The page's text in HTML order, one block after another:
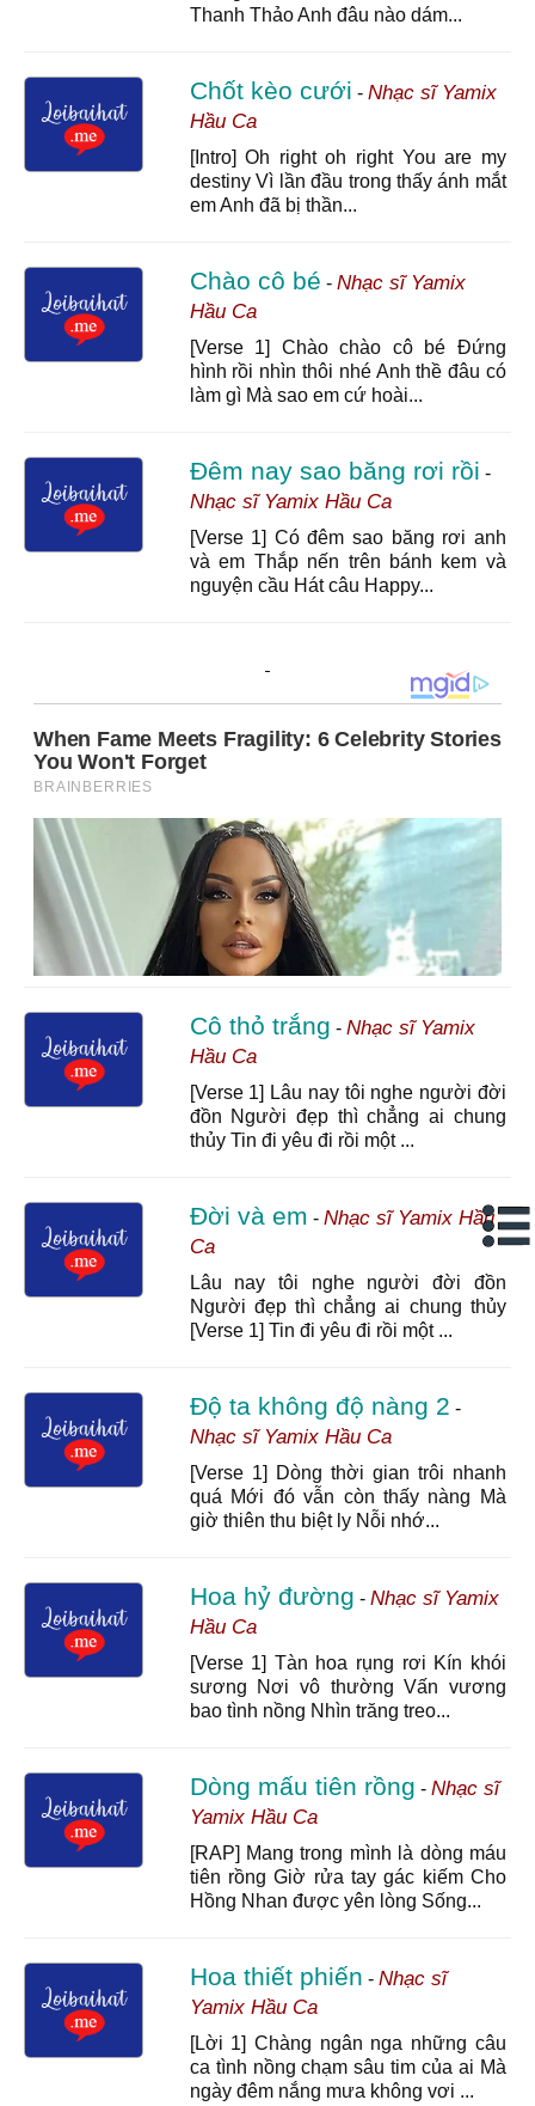
Thanh Thảo Anh đâu nào dám...
Chốt kèo cưới - Nhạc sĩ Yamix
Hầu Ca
[Intro] Oh right oh right You are my
destiny Vì lần đầu trong thấy ánh mắt
em Anh đã bị thần...
Chào cô bé - Nhạc sĩ Yamix
Hầu Ca
[Verse 1] Chào chào cô bé Đứng
hình rồi nhìn thôi nhé Anh thề đâu có
làm gì Mà sao em cứ hoài...
Đêm nay sao băng rơi rồi -
Nhạc sĩ Yamix Hầu Ca
[Verse 1] Có đêm sao băng rơi anh
và em Thắp nến trên bánh kem và
nguyện cầu Hát câu Happy...
Cô thỏ trắng - Nhạc sĩ Yamix
Hầu Ca
[Verse 1] Lâu nay tôi nghe người đời
đồn Người đẹp thì chẳng ai chung
thủy Tin đi yêu đi rồi một ...
Đời và em - Nhạc sĩ Yamix Hầu
Ca
Lâu nay tôi nghe người đời đồn
Người đẹp thì chẳng ai chung thủy
[Verse 1] Tin đi yêu đi rồi một ...
Độ ta không độ nàng 2 -
Nhạc sĩ Yamix Hầu Ca
[Verse 1] Dòng thời gian trôi nhanh
quá Mới đó vẫn còn thấy nàng Mà
giờ thiên thu biệt ly Nỗi nhớ...
Hoa hỷ đường - Nhạc sĩ Yamix
Hầu Ca
[Verse 1] Tàn hoa rụng rơi Kín khói
sương Nơi vô thường Vấn vương
bao tình nồng Nhìn trăng treo...
Dòng mấu tiên rồng - Nhạc sĩ
Yamix Hầu Ca
[RAP] Mang trong mình là dòng máu
tiên rồng Giờ rửa tay gác kiếm Cho
Hồng Nhan được yên lòng Sống...
Hoa thiết phiến - Nhạc sĩ
Yamix Hầu Ca
[Lời 1] Chàng ngân nga những câu
ca tình nồng chạm sâu tim của ai Mà
ngày đêm nắng mưa không vơi ...